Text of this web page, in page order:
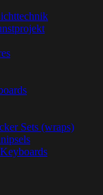
Sets (wraps)